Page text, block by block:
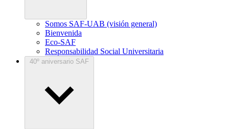
Somos SAF-UAB (visión general)
Bienvenida
Eco-SAF
Responsabilidad Social Universitaria
40º aniversario SAF